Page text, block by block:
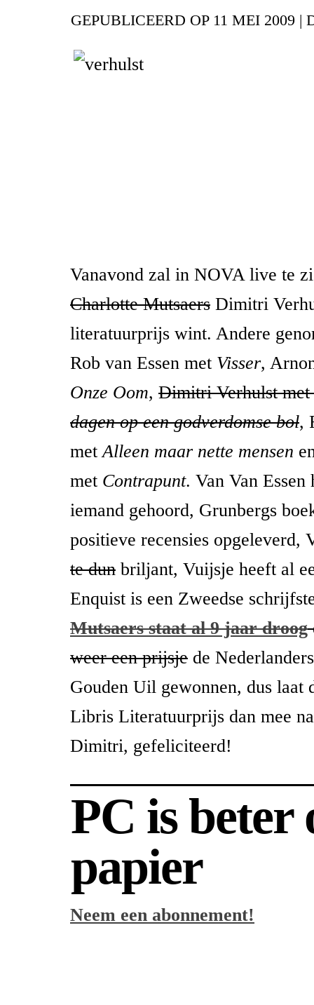
GEPUBLICEERD OP 11 MEI 2009 |
Vanavond zal in NOVA live te
Charlotte Mutsaers Dimitri
literatuurprijs wint. Andere
Rob van Essen met Visser,
Onze Oom, Dimitri Verhulst met
dagen op een godverdomse bol,
metAlleen maar nette mensen
met Contrapunt. Van Van
iemand gehoord, Grunbergs
positieve recensies opgeleverd,
te dun briljant, Vuijsje heeft al
Enquist is een Zweedse
Mutsaers staat al 9 jaar droog
weer een prijsje de
Gouden Uil gewonnen, dus laat
Libris Literatuurprijs dan mee
Dimitri, gefeliciteerd!
PC is beter
papier
Neem een abonnement!